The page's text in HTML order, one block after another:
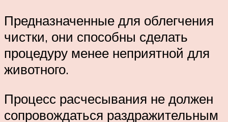
Предназначенные для облегчения
чистки, они способны сделать
процедуру менее неприятной для
животного.
Процесс расчесывания не должен
сопровождаться раздражительным